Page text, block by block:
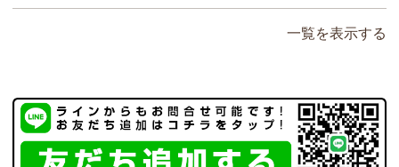
一覧を表示する